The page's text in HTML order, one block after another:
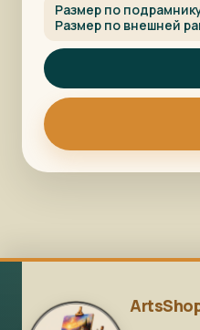
Размер по
Размер по внешней